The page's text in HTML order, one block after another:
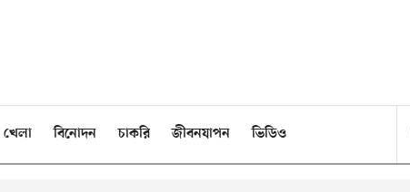
খেলা বিনোদন চাকরি জীবনযাপন ভিডিও